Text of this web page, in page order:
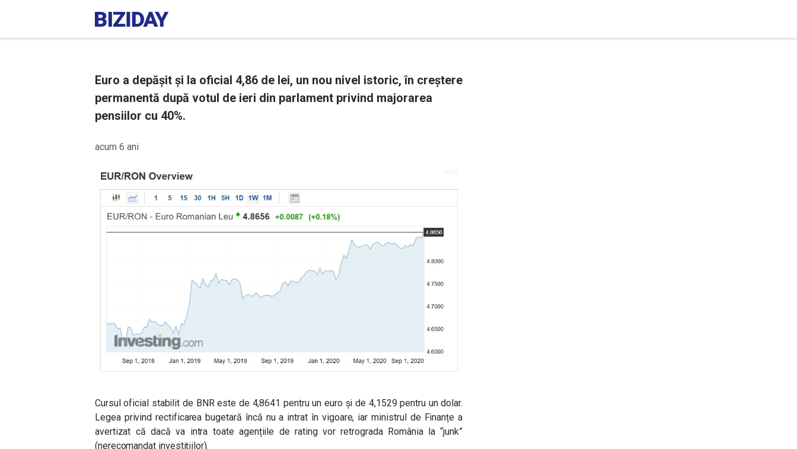
Euro a depășit și la oficial 4,86 de lei, un nou nivel istoric, în creștere
permanentă după votul de ieri din parlament privind majorarea
pensiilor cu 40%.
acum 6 ani
Cursul oficial stabilit de BNR este de 4,8641 pentru un euro și de 4,1529 pentru un dolar.
Legea privind rectificarea bugetară încă nu a intrat în vigoare, iar ministrul de Finanțe a
avertizat că dacă va intra toate agențiile de rating vor retrograda România la “junk”
(nerecomandat investițiilor).